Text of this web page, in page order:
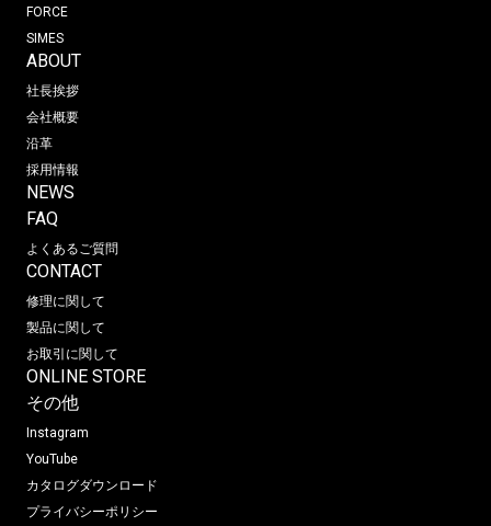
FORCE
SIMES
ABOUT
社長挨拶
会社概要
沿革
採用情報
NEWS
FAQ
よくあるご質問
CONTACT
修理に関して
製品に関して
お取引に関して
ONLINE STORE
その他
Instagram
YouTube
カタログダウンロード
プライバシーポリシー